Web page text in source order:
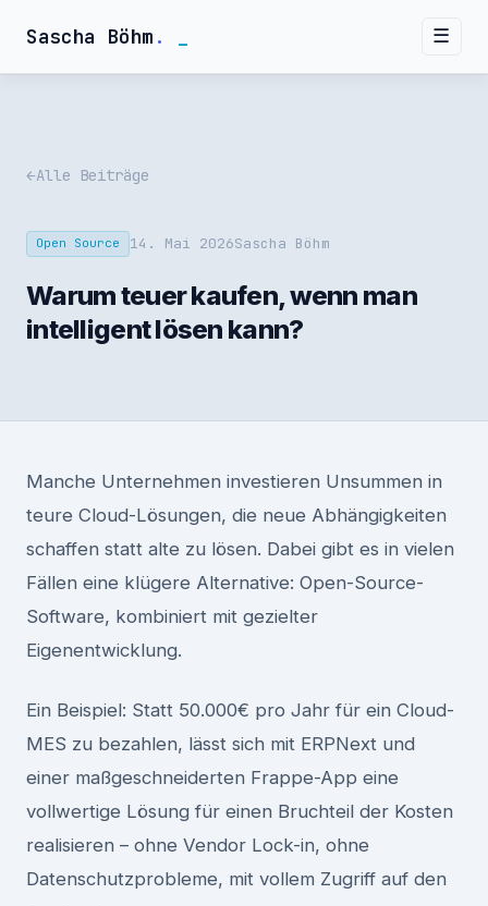
Sascha Böhm . ☰
Alle Beiträge
Open Source 14. Mai 2026Sascha Böhm
Warum teuer kaufen, wenn man
intelligent lösen kann?
Manche Unternehmen investieren Unsummen in
teure Cloud-Lösungen, die neue Abhängigkeiten
schaffen statt alte zu lösen. Dabei gibt es in vielen
Fällen eine klügere Alternative: Open-Source-
Software, kombiniert mit gezielter
Eigenentwicklung.
Ein Beispiel: Statt 50.000€ pro Jahr für ein Cloud-
MES zu bezahlen, lässt sich mit ERPNext und
einer maßgeschneiderten Frappe-App eine
vollwertige Lösung für einen Bruchteil der Kosten
realisieren – ohne Vendor Lock-in, ohne
Datenschutzprobleme, mit vollem Zugriff auf den